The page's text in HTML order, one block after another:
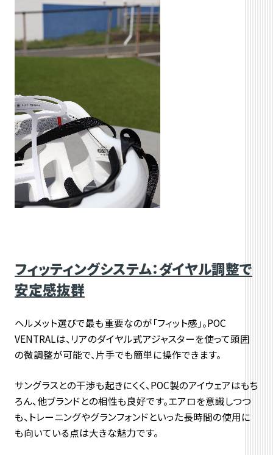
フィッティングシステム：ダイヤル調整で
安定感抜群
ヘルメット選びで最も重要なのが「フィット感」。POC
VENTRALは、リアのダイヤル式アジャスターを使って頭囲
の微調整が可能で、片手でも簡単に操作できます。
サングラスとの干渉も起きにくく、POC製のアイウェアはもち
ろん、他ブランドとの相性も良好です。エアロを意識しつつ
も、トレーニングやグランフォンドといった長時間の使用に
も向いている点は大きな魅力です。